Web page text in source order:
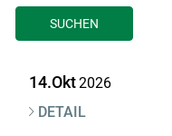
SUCHEN
14.Okt2026
DETAIL